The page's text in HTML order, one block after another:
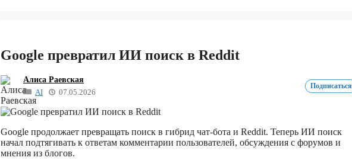
Google превратил ИИ поиск в Reddit
Алиса Раевская
AI
07.05.2026
Подписаться
Google продолжает превращать поиск в гибрид чат-бота и Reddit. Теперь ИИ поиск
начал подтягивать к ответам комментарии пользователей, обсуждения с форумов и
мнения из блогов.